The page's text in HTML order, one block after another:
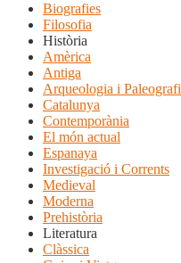
Biografies
Filosofia
Història
Amèrica
Antiga
Arqueologia i
Catalunya
Contemporània
El món actual
Espanaya
Investigació i Corrents
Medieval
Moderna
Prehistòria
Literatura
Clàssica